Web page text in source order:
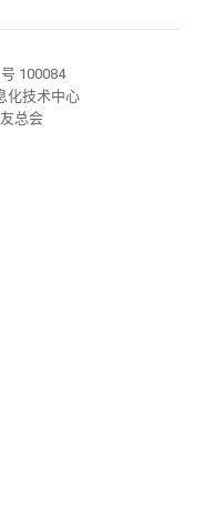
100084
化技术中心
总会